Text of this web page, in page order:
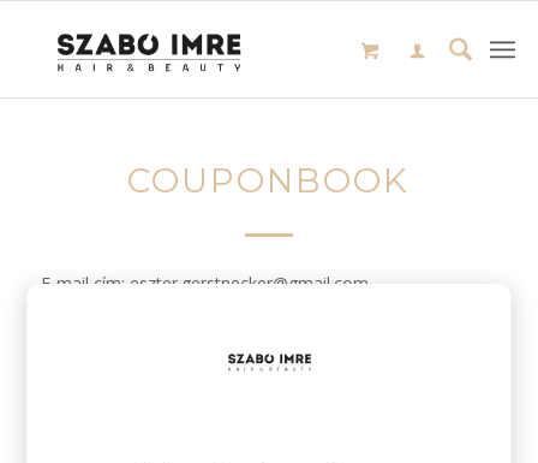
COUPONBOOK
E-mail cím: eszter.gerstnecker@gmail.com
2024-01-27 SZERZŐ: